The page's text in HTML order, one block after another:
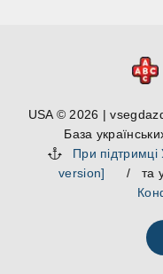
USA © 2026 |
База
При підтримці
version]
/ та